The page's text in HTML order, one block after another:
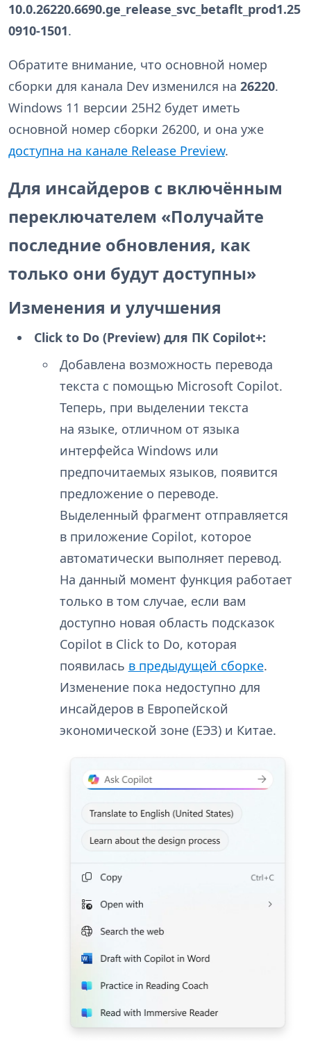
10.0.26220.6690.ge_release_svc_betaflt_prod1.25
0910-1501.
Обратите внимание, что основной номер
сборки для канала Dev изменился на 26220.
Windows 11 версии 25H2 будет иметь
основной номер сборки 26200, и она уже
доступна на канале Release Preview.
Для инсайдеров с включённым
переключателем «Получайте
последние обновления, как
только они будут доступны»
Изменения и улучшения
Click to Do (Preview) для ПК Copilot+:
Добавлена возможность перевода
текста с помощью Microsoft Copilot.
Теперь, при выделении текста
на языке, отличном от языка
интерфейса Windows или
предпочитаемых языков, появится
предложение о переводе.
Выделенный фрагмент отправляется
в приложение Copilot, которое
автоматически выполняет перевод.
На данный момент функция работает
только в том случае, если вам
доступно новая область подсказок
Copilot в Click to Do, которая
появилась в предыдущей сборке.
Изменение пока недоступно для
инсайдеров в Европейской
экономической зоне (ЕЭЗ) и Китае.